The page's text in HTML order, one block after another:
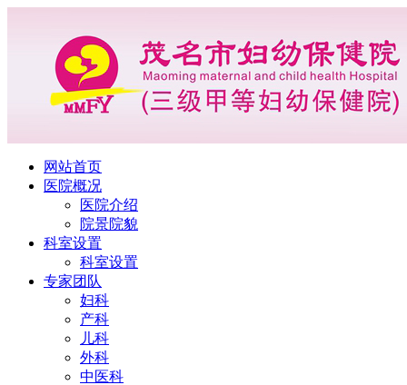
网站首页
医院概况
医院介绍
院景院貌
科室设置
科室设置
专家团队
妇科
产科
儿科
外科
中医科